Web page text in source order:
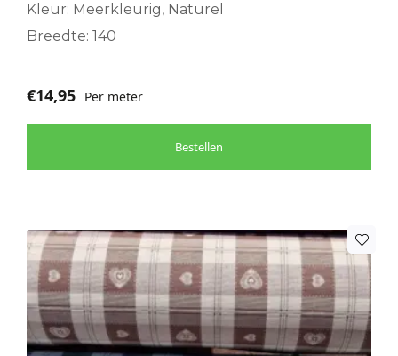
Kleur: Meerkleurig, Naturel
Breedte: 140
€14,95 Per meter
Bestellen
Dit
product
heeft
meerdere
variaties.
Deze